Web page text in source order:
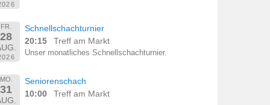
FR.
28
Schnellschachturnier
20:15
Treff am Markt
Unser monatliches Schnellschachturnier.
MO.
31
Seniorenschach
10:00
Treff am Markt